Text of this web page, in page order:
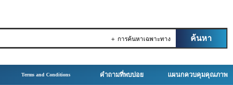
＋ การค้นหาเฉพาะทาง
Terms and Conditions คำถามที่พบบ่อย แผนกควบคุมคุณภาพ